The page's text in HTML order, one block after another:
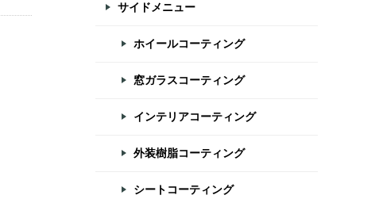
サイドメニュー
ホイールコーティング
窓ガラスコーティング
インテリアコーティング
外装樹脂コーティング
シートコーティング